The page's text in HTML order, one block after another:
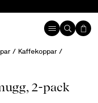
Kaffekoppar
2-pack